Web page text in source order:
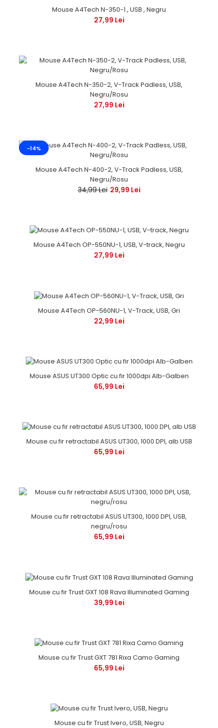
Mouse A4Tech N-350-1 , USB , Negru
27,99 Lei
Mouse A4Tech N-350-2, V-Track Padless, USB,
Negru/Rosu
27,99 Lei
-14%
Mouse A4Tech N-400-2, V-Track Padless, USB,
Negru/Rosu
34,99 Lei 29,99 Lei
Mouse A4Tech OP-550NU-1, USB, V-track, Negru
27,99 Lei
Mouse A4Tech OP-560NU-1, V-Track, USB, Gri
22,99 Lei
Mouse ASUS UT300 Optic cu fir 1000dpi Alb-Galben
65,99 Lei
Mouse cu fir retractabil ASUS UT300, 1000 DPI, alb USB
65,99 Lei
Mouse cu fir retractabil ASUS UT300, 1000 DPI, USB,
negru/rosu
65,99 Lei
Mouse cu fir Trust GXT 108 Rava Illuminated Gaming
39,99 Lei
Mouse cu fir Trust GXT 781 Rixa Camo Gaming
65,99 Lei
Mouse cu fir Trust Ivero, USB, Negru